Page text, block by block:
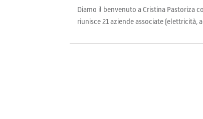
Diamo il benvenuto a Cristina Pastoriza
riunisce 21 aziende associate (elettricità,